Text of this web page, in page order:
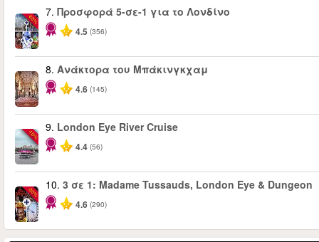
-60%
7. Προσφορά 5-σε-1 για το Λονδίνο
4.5 (356)
8. Ανάκτορα του Μπάκινγκχαμ
4.6 (145)
-10%
9. London Eye River Cruise
4.4 (56)
-30%
10. 3 σε 1: Madame Tussauds, London Eye & Dungeon
4.6 (290)